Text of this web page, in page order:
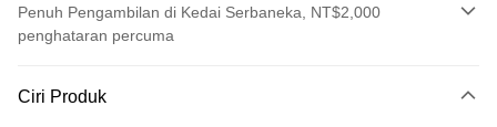
Penuh Pengambilan di Kedai Serbaneka, NT$2,000
penghataran percuma
Kad Kredit (Bayaran Penuh)
Ciri Produk